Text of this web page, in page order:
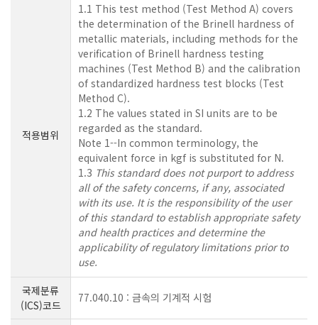
적용범위
1.1 This test method (Test Method A) covers
the determination of the Brinell hardness of
metallic materials, including methods for the
verification of Brinell hardness testing
machines (Test Method B) and the calibration
of standardized hardness test blocks (Test
Method C).
1.2 The values stated in SI units are to be
regarded as the standard.
Note 1--In common terminology, the
equivalent force in kgf is substituted for N.
1.3 This standard does not purport to address
all of the safety concerns, if any, associated
with its use. It is the responsibility of the user
of this standard to establish appropriate safety
and health practices and determine the
applicability of regulatory limitations prior to
use.
국제분류
(ICS)코드
77.040.10 : 금속의 기계적 시험